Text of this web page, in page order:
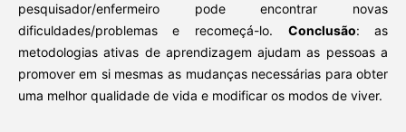
pesquisador/enfermeiro pode encontrar novas
dificuldades/problemas e recomeçá-lo. Conclusão: as
metodologias ativas de aprendizagem ajudam as pessoas a
promover em si mesmas as mudanças necessárias para obter
uma melhor qualidade de vida e modificar os modos de viver.